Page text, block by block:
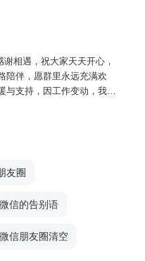
相遇，祝大家天天开心，
陪伴，愿群里永远充满欢
与支持，因工作变动，我将
了归属，如今却要独自远
友圈
信的告别语
信朋友圈清空